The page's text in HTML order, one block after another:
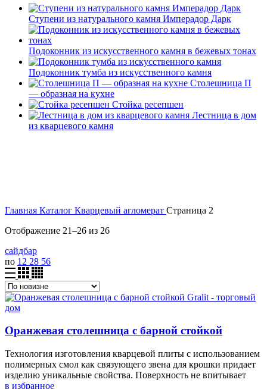
Ступени из натурального камня Имперадор Дарк
Подоконник из искусственного камня в бежевых тонах
Подоконник тумба из искусственного камня
Столешница П
— образная на кухне
Стойка ресепшен
Лестница в дом
из кварцевого камня
Главная Каталог Кварцевый агломерат Страница 2
Отображение 21–26 из 26Сортировка:
сайдбар
по 12 28 56
Оранжевая столешница с барной стойкой
Технология изготовления кварцевой плиты с использованием
полимерных смол как связующего звена для крошки придает
изделию уникальные свойства. Поверхность не впитывает
в избранное